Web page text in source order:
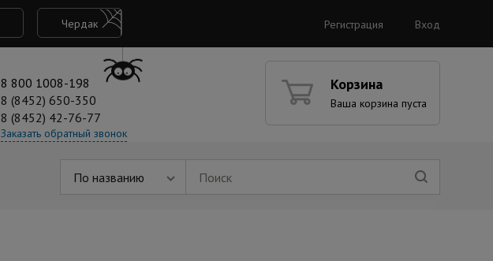
Чердак Регистрация Вход
8 800 1008-198
8 (8452) 650-350
8 (8452) 42-76-77
Заказать обратный звонок
Корзина
Ваша корзина пуста
По названию